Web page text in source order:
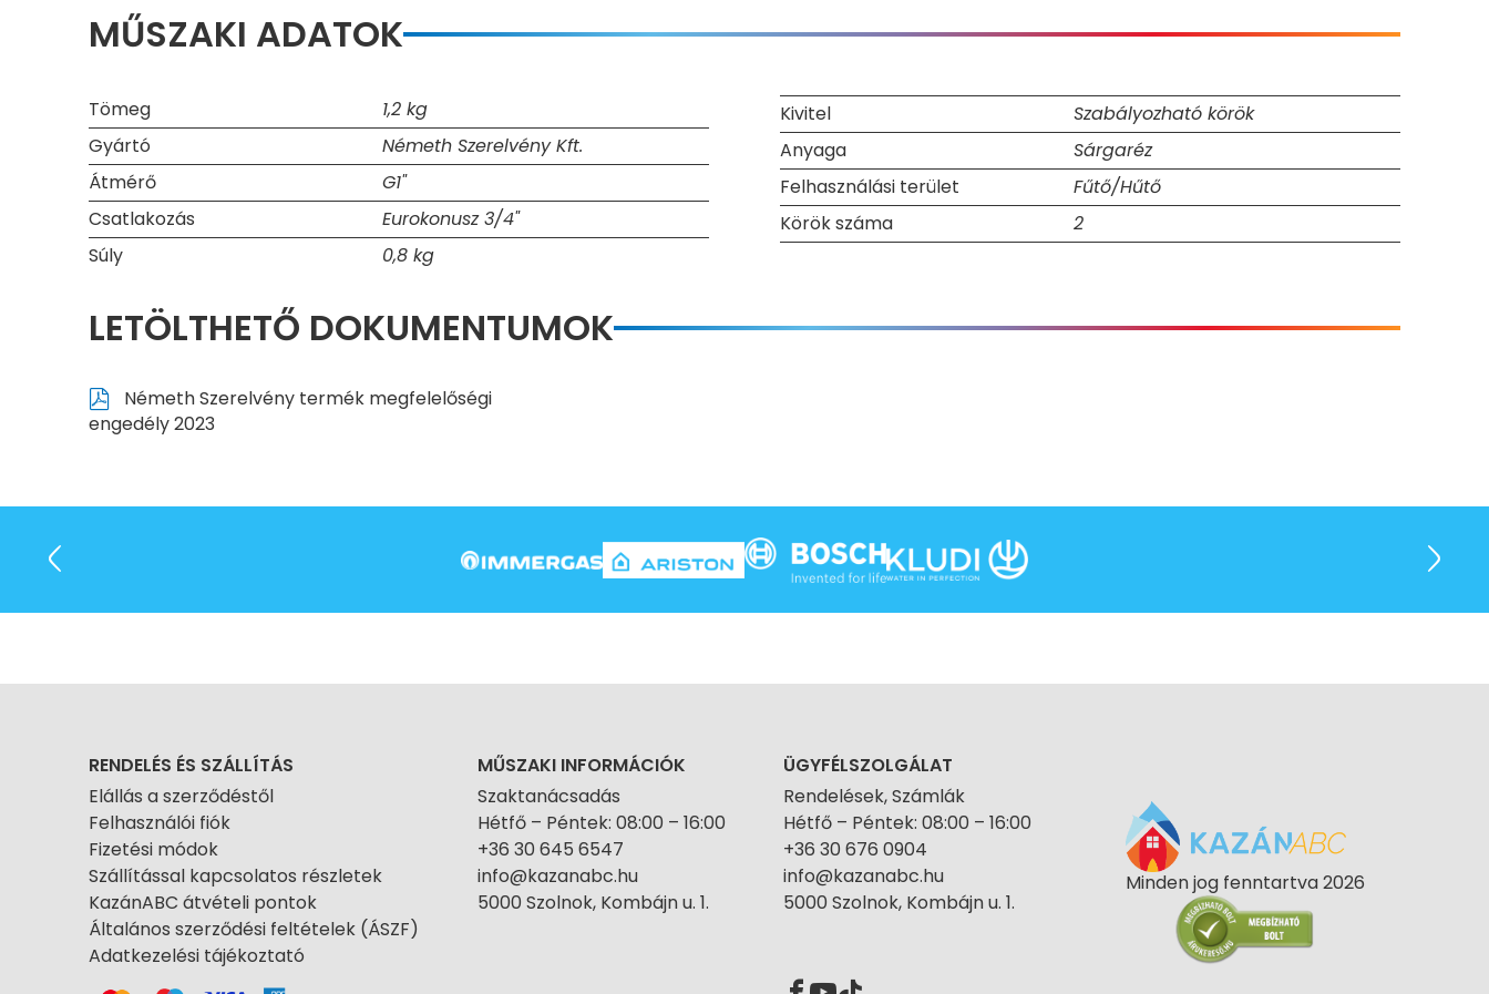
MŰSZAKI ADATOK
Tömeg
1,2 kg
Gyártó
Németh Szerelvény Kft.
Átmérő
G1"
Csatlakozás
Eurokonusz 3/4"
Súly
0,8 kg
Kivitel
Szabályozható körök
Anyaga
Sárgaréz
Felhasználási terület
Fűtő/Hűtő
Körök száma
2
LETÖLTHETŐ DOKUMENTUMOK
Németh Szerelvény termék megfelelőségi
engedély 2023
RENDELÉS ÉS SZÁLLÍTÁS
Elállás a szerződéstől
Felhasználói fiók
Fizetési módok
Szállítással kapcsolatos részletek
KazánABC átvételi pontok
Általános szerződési feltételek (ÁSZF)
Adatkezelési tájékoztató
MŰSZAKI INFORMÁCIÓK
Szaktanácsadás
Hétfő – Péntek: 08:00 – 16:00
+36 30 645 6547
info@kazanabc.hu
5000 Szolnok, Kombájn u. 1.
ÜGYFÉLSZOLGÁLAT
Rendelések, Számlák
Hétfő – Péntek: 08:00 – 16:00
+36 30 676 0904
info@kazanabc.hu
5000 Szolnok, Kombájn u. 1.
Minden jog fenntartva 2026